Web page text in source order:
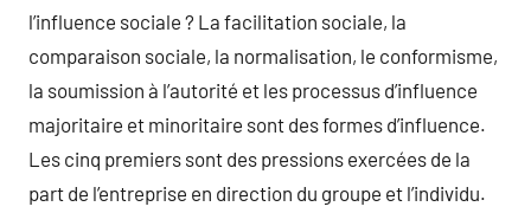
l’influence sociale ? La facilitation sociale, la
comparaison sociale, la normalisation, le conformisme,
la soumission à l’autorité et les processus d’influence
majoritaire et minoritaire sont des formes d’influence.
Les cinq premiers sont des pressions exercées de la
part de l’entreprise en direction du groupe et l’individu.